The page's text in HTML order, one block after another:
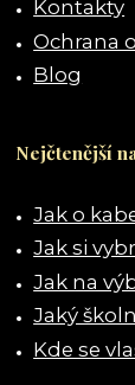
Kontakty
Ochrana
Blog
Nejčtenější
Jak o
Jak si
Jak na
Jaký
Kde se